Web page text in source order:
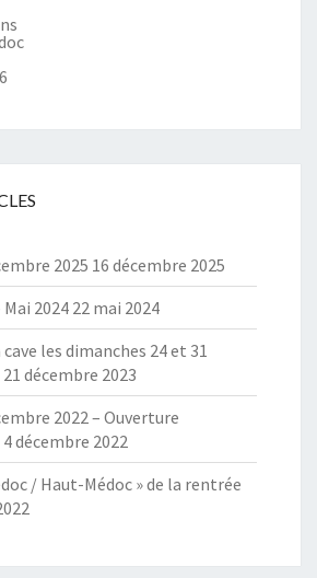
2025 16 décembre 2025
2024 22 mai 2024
les dimanches 24 et 31
21 décembre 2023
2022 – Ouverture
4 décembre 2022
/ Haut-Médoc » de la rentrée